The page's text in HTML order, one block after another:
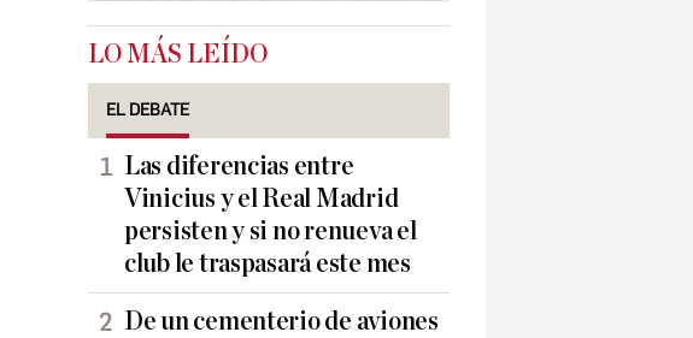
LO MÁS LEÍDO
EL DEBATE
Las diferencias entre
Vinicius y el Real Madrid
persisten y si no renueva el
club le traspasará este mes
De un cementerio de aviones